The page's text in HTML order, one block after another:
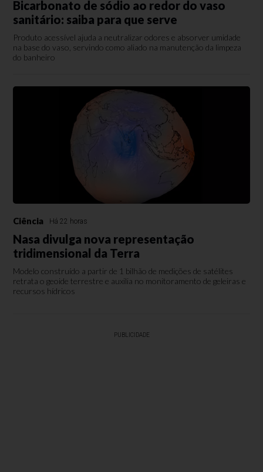
Bicarbonato de sódio ao redor do vaso
sanitário: saiba para que serve
Produto acessível ajuda a neutralizar odores e absorver umidade
na base do vaso, servindo como aliado na manutenção da limpeza
do banheiro
Ciência Há 22 horas
Nasa divulga nova representação
tridimensional da Terra
Modelo construído a partir de 1 bilhão de medições de satélites
retrata o geoide terrestre e auxilia no monitoramento de geleiras e
recursos hídricos
PUBLICIDADE